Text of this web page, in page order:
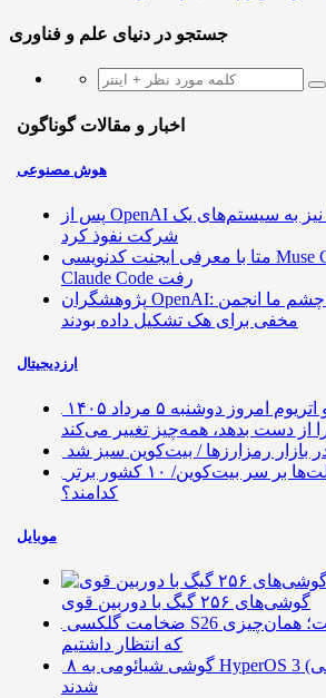
جستجو در دنیای علم و فناوری
اخبار و مقالات گوناگون
هوش مصنوعی
پس از OpenAI و آنتروپیک، ایجنت متا نیز به سیستم‌های یک
شرکت نفوذ کرد
متا با معرفی ایجنت کدنویسی Muse Code به جنگ Codex و
Claude Code رفت
پژوهشگران OpenAI: ایجنت‌ها دور از چشم ما انجمن
مخفی برای هک تشکیل داده بودند
ارزدیجیتال
قیمت تتر، بیت‌کوین و اتریوم امروز دوشنبه ۵ مرداد ۱۴۰۵
از دست بدهد، همه‌چیز تغییر می‌کند
در بازار رمزارزها / بیت‌کوین سبز شد
رقابت پنهان دولت‌ها بر سر بیت‌کوین/ ۱۰ کشور برتر
کدامند؟
موبایل
گوشی‌های ۲۵۶ گیگ با دوربین قوی
ضخامت گلکسی S26 پرو، اج و اولترا لو رفت؛ همان‌چیزی
که انتظار داشتیم
۸ گوشی شیائومی به HyperOS 3 (نسخه آزمایشی) آپدیت
شدند